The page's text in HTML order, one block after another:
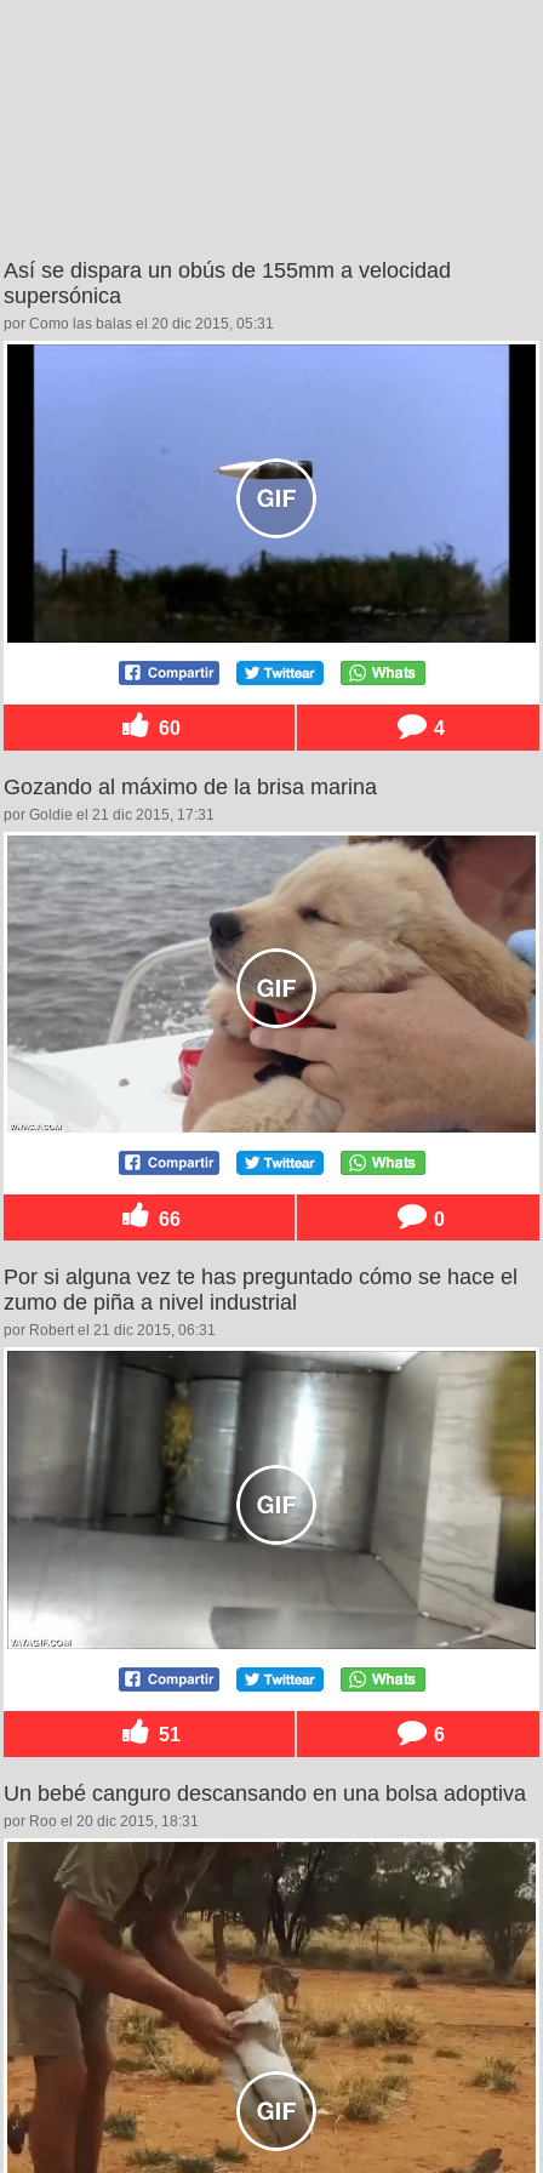
Así se dispara un obús de 155mm a velocidad
supersónica
por Como las balas el 20 dic 2015, 05:31
60 4
Gozando al máximo de la brisa marina
por Goldie el 21 dic 2015, 17:31
66 0
Por si alguna vez te has preguntado cómo se hace el
zumo de piña a nivel industrial
por Robert el 21 dic 2015, 06:31
51 6
Un bebé canguro descansando en una bolsa adoptiva
por Roo el 20 dic 2015, 18:31